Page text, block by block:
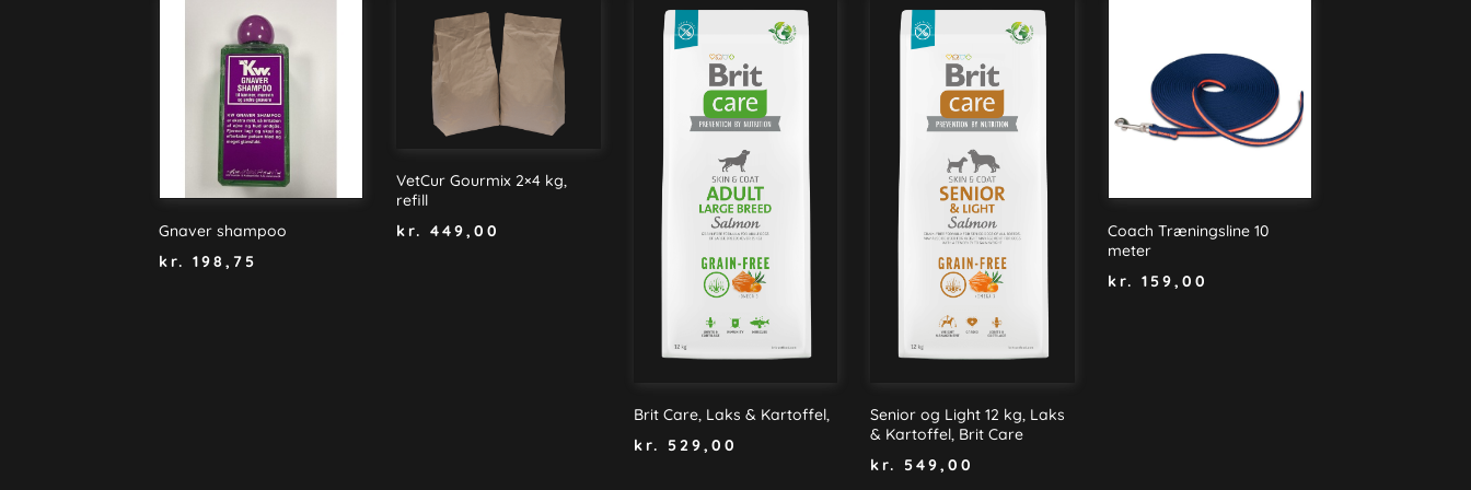
Gnaver shampoo
kr. 198,75
VetCur Gourmix 2×4 kg,
refill
kr. 449,00
Brit Care, Laks & Kartoffel,
kr.
529,00
Senior og Light 12 kg, Laks
& Kartoffel, Brit Care
kr.
549,00
Coach Træningsline 10
meter
kr. 159,00